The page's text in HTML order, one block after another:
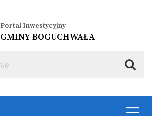
Portal Inwestycyjny
GMINY BOGUCHWAŁA
Toggle